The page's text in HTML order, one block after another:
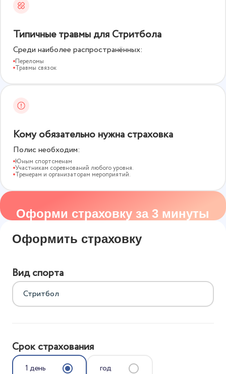
Типичные травмы для Стритбола
Среди наиболее распространённых:
Переломы
Травмы связок
Кому обязательно нужна страховка
Полис необходим:
Юным спортсменам
Участникам соревнований любого уровня.
Тренерам и организаторам мероприятий.
Оформи страховку за 3 минуты
Оформить страховку
Вид спорта
Срок страхования
1 день год